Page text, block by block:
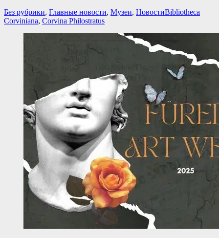
Категории
Без рубрики, Главные новости, Музеи, НовостиТеги
Bibliotheca
Corviniana, Corvina Philostratus